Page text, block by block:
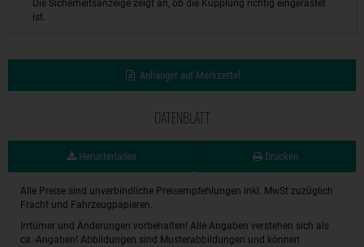
Die Sicherheitsanzeige zeigt an, ob die Kupplung richtig eingerastet
ist.
Anhänger auf Merkzettel
DATENBLATT
Herunterladen Drucken
Alle Preise sind unverbindliche Preisempfehlungen inkl. MwSt zuzüglich
Fracht und Fahrzeugpapieren.
Irrtümer und Änderungen vorbehalten! Alle Angaben verstehen sich als
ca.-Angaben! Abbildungen sind Musterabbildungen und können